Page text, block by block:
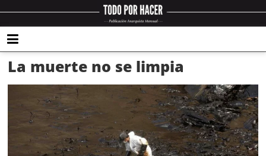
La muerte no se limpia